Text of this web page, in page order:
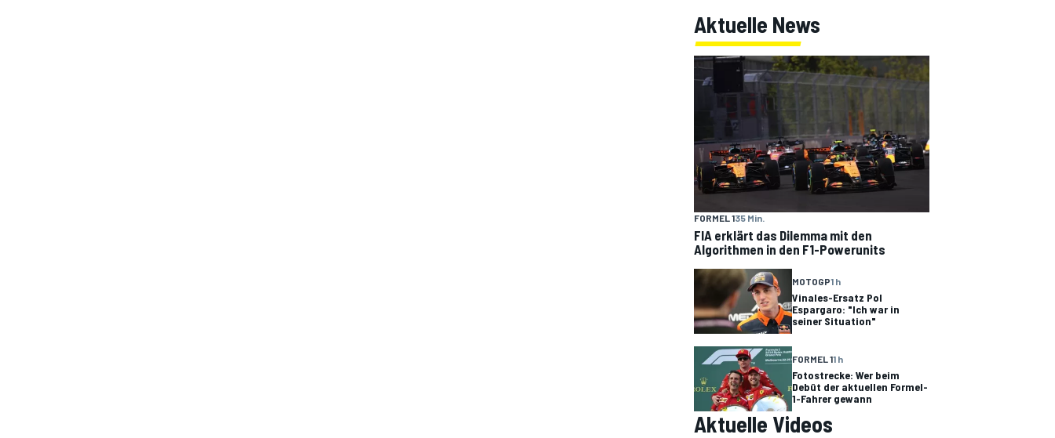
Aktuelle News
FORMEL 135 Min.
FIA erklärt das Dilemma mit den
Algorithmen in den F1-Powerunits
MOTOGP1 h
Vinales-Ersatz Pol
Espargaro: "Ich war in
seiner Situation"
FORMEL 11 h
Fotostrecke: Wer beim
Debüt der aktuellen Formel-
1-Fahrer gewann
Aktuelle Videos